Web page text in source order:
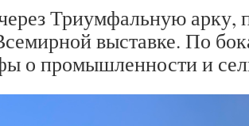
Триумфальную арку,
выставке. По
о промышленности и